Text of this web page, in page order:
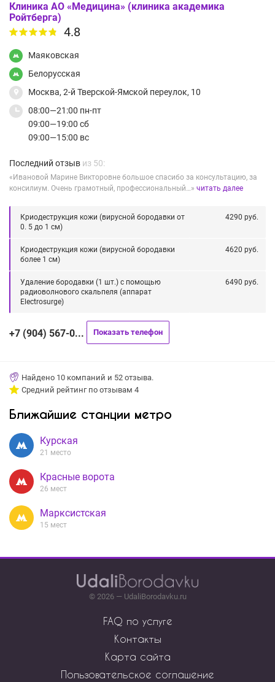
Клиника АО «Медицина» (клиника академика
Ройтберга)
4.8
Маяковская
Белорусская
Москва, 2-й Тверской-Ямской переулок, 10
08:00—21:00 пн-пт
09:00—19:00 сб
09:00—15:00 вс
Последний отзыв из 50:
«Ивановой Марине Викторовне большое спасибо за консультацию, за
консилиум. Очень грамотный, профессиональный…» читать далее
Криодеструкция кожи (вирусной бородавки от
0. 5 до 1 см)
4290 руб.
Криодеструкция кожи (вирусной бородавки
более 1 см)
4620 руб.
Удаление бородавки (1 шт.) с помощью
радиоволнового скальпеля (аппарат
Electrosurge)
6490 руб.
+7 (904) 567-0... Показать телефон
Найдено 10 компаний и 52 отзыва.
Средний рейтинг по отзывам 4
Ближайшие станции метро
Курская
21 место
Красные ворота
26 мест
Марксистская
15 мест
© 2026 — UdaliBorodavku.ru
FAQ по услуге
Контакты
Карта сайта
Пользовательское соглашение